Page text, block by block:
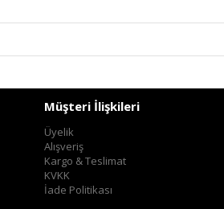
Müşteri İlişkileri
Üyelik
Alışveriş
Kargo & Teslimat
KVKK
İade Politikası